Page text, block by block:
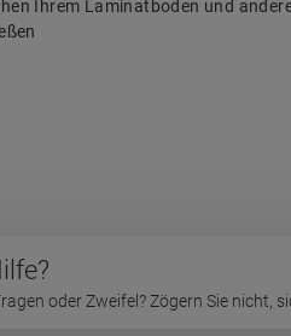
Ihrem Laminatboden und
oder Zweifel? Zögern Sie nicht,